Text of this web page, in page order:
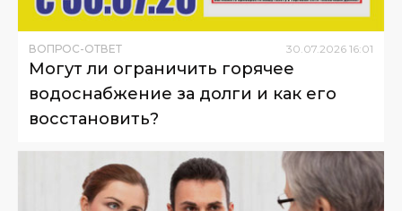
ВОПРОС-ОТВЕТ 30 07 2026 16:01
Могут ли ограничить горячее
водоснабжение за долги и как его
восстановить?